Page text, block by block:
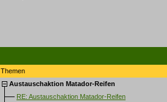
Themen
Austauschaktion Matador-Reifen
RE: Austauschaktion Matador-Reifen